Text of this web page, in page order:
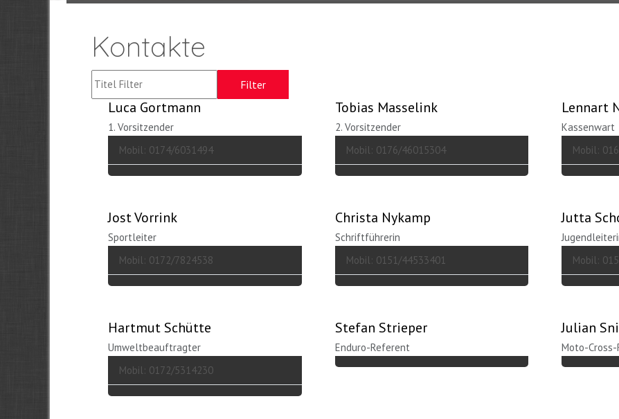
Kontakte
Titel Filter Filter
Luca Gortmann
1. Vorsitzender
Mobil: 0174/6031494
Tobias Masselink
2. Vorsitzender
Mobil: 0176/46015304
Lennart
Kassenwart
Mobil:
Jost Vorrink
Sportleiter
Mobil: 0172/7824538
Christa Nykamp
Schriftführerin
Mobil: 0151/44533401
Jutta
Mobil:
Hartmut Schütte
Umweltbeauftragter
Mobil: 0172/5314230
Stefan Strieper
Enduro-Referent
Julian
Moto-